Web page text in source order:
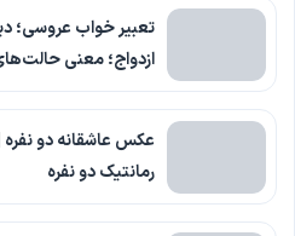
تعبیر خواب عروسی؛
ازدواج؛ معنی
عکس عاشقانه دو
رمانتیک دو نفره